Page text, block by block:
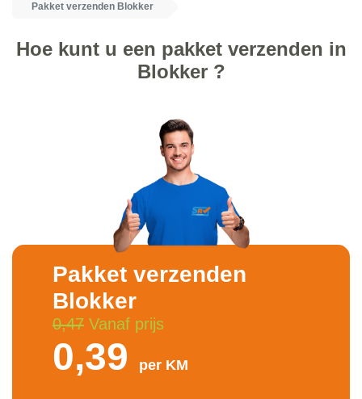
Pakket verzenden Blokker
Hoe kunt u een pakket verzenden in
Blokker ?
Pakket verzenden
Blokker
0,47Vanaf prijs
0,39 per KM